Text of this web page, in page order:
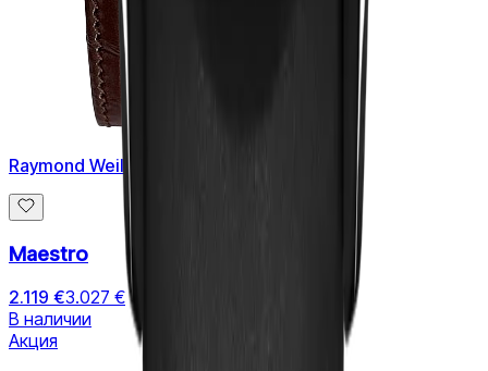
Raymond Weil
Maestro
2.119 €3.027 €
В наличии
Акция